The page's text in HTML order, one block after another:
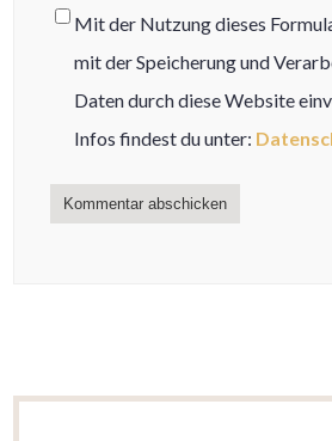
Mit der Nutzung dieses
mit der Speicherung und
Daten durch diese Website
Infos findest du unter: